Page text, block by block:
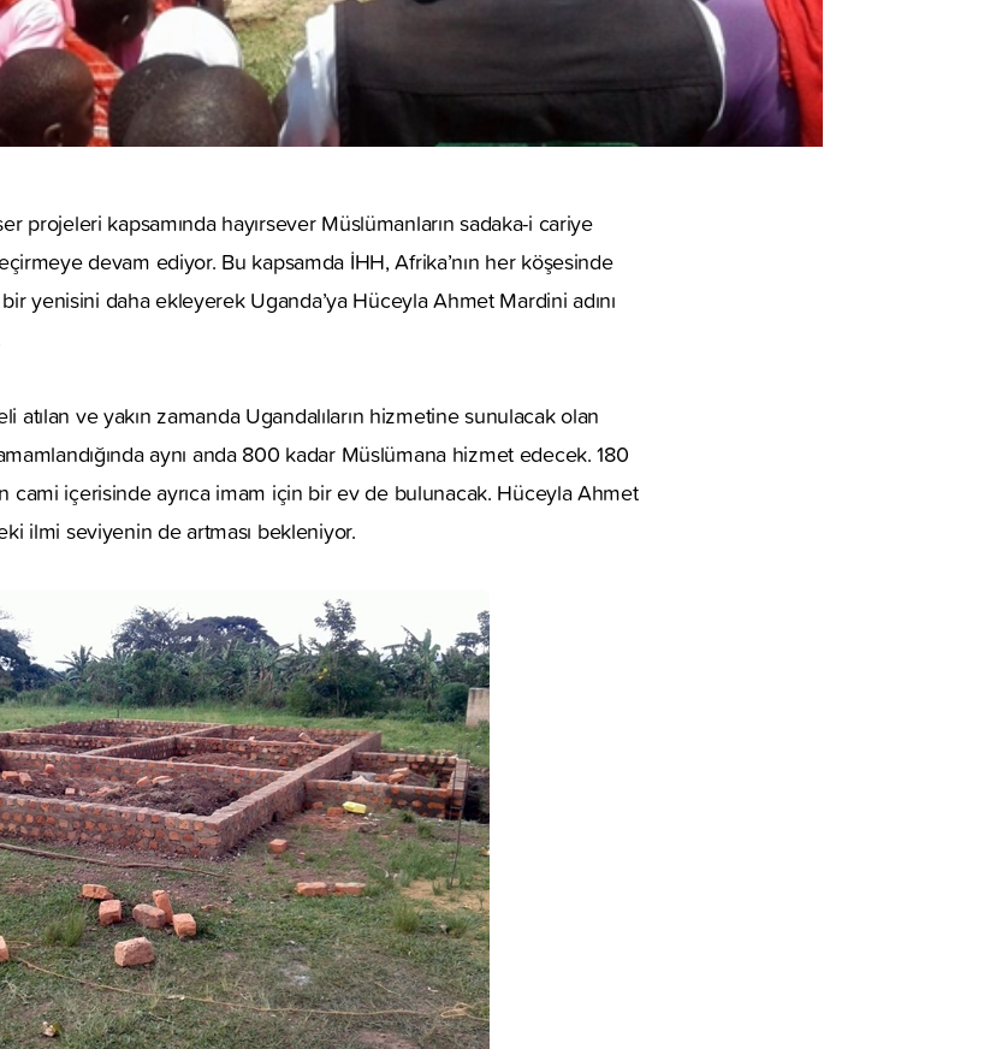
projeleri kapsamında hayırsever Müslümanların sadaka-i cariye
devam ediyor. Bu kapsamda İHH, Afrika’nın her köşesinde
yenisini daha ekleyerek Uganda’ya Hüceyla Ahmet Mardini adını
atılan ve yakın zamanda Ugandalıların hizmetine sunulacak olan
aynı anda 800 kadar Müslümana hizmet edecek. 180
cami içerisinde ayrıca imam için bir ev de bulunacak. Hüceyla Ahmet
ilmi seviyenin de artması bekleniyor.